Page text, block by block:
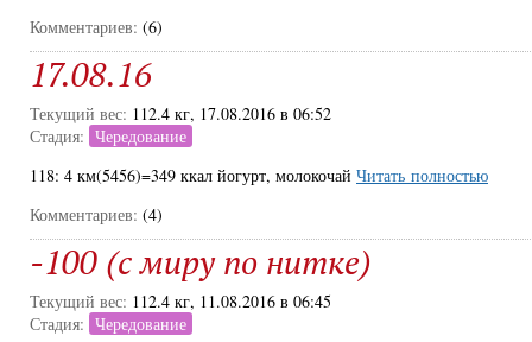
Комментариев: (6)
17.08.16
Текущий вес: 112.4 кг, 17.08.2016 в 06:52
Стадия: Чередование
118: 4 км(5456)=349 ккал йогурт, молокочай Читать полностью
Комментариев: (4)
-100 (с миру по нитке)
Текущий вес: 112.4 кг, 11.08.2016 в 06:45
Стадия: Чередование